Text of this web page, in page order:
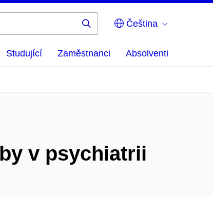
Čeština
Studující Zaměstnanci Absolventi
v psychiatrii